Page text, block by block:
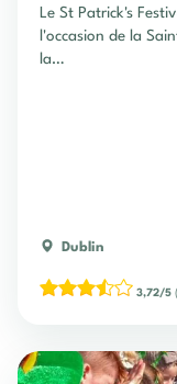
Le St Patrick's
l'occasion de la
la…
Dublin
3,72/5